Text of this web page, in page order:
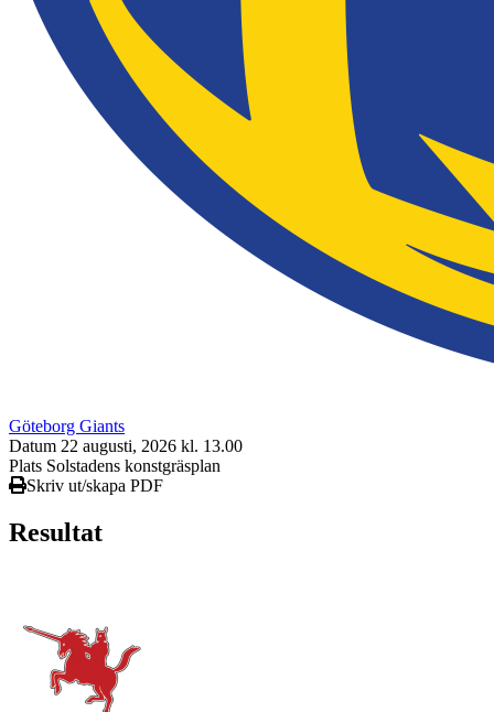
Göteborg Giants
Datum 22 augusti, 2026 kl. 13.00
Plats Solstadens konstgräsplan
Skriv ut/skapa PDF
Resultat